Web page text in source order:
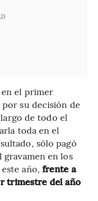
el primer
su decisión de
de todo el
toda en el
sólo pagó
en los
año, frente a
trimestre del año